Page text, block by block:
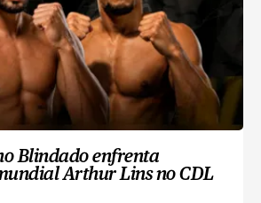
Blindado enfrenta
Arthur Lins no CDL